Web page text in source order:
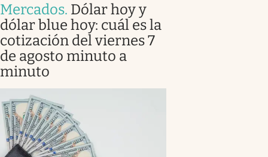
Mercados. Dólar hoy y
dólar blue hoy: cuál es la
cotización del viernes 7
de agosto minuto a
minuto